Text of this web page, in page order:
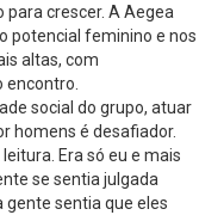
crescer. A Aegea
potencial feminino e nos
altas, com
social do grupo, atuar
homens é desafiador.
Era só eu e mais
se sentia julgada
gente sentia que eles